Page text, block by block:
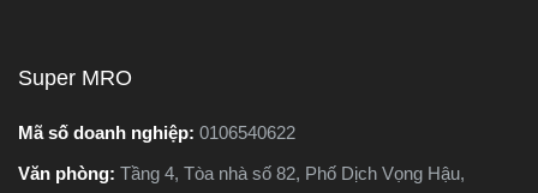
bài viết này, Super MRO sẽ
giúp bạn hiểu rõ sự khác
điểm và tư vấn chọn lựa
Super MRO
Mã số doanh nghiệp: 0106540622
Văn phòng: Tầng 4, Tòa nhà số 82, Phố Dịch Vọng Hậu,